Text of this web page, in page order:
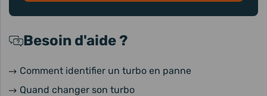
Besoin d'aide ?
Comment identifier un turbo en panne
Quand changer son turbo